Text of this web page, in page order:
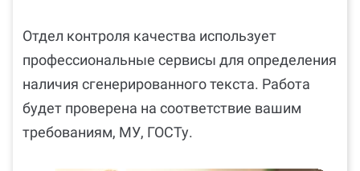
Отдел контроля качества использует
профессиональные сервисы для определения
наличия сгенерированного текста. Работа
будет проверена на соответствие вашим
требованиям, МУ, ГОСТу.